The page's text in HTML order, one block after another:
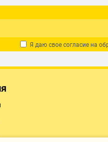
Я даю свое согласие на